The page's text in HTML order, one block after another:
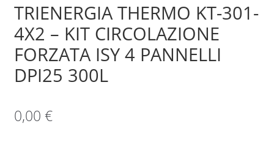
TRIENERGIA THERMO KT-301-
4X2 – KIT CIRCOLAZIONE
FORZATA ISY 4 PANNELLI
DPI25 300L
0,00 €